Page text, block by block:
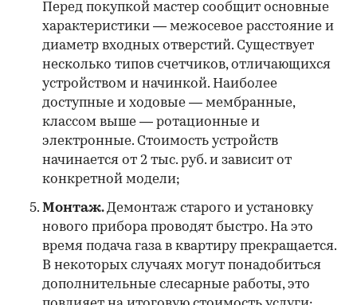
Перед покупкой мастер сообщит основные
характеристики — межосевое расстояние и
диаметр входных отверстий. Существует
несколько типов счетчиков, отличающихся
устройством и начинкой. Наиболее
доступные и ходовые — мембранные,
классом выше — ротационные и
электронные. Стоимость устройств
начинается от 2 тыс. руб. и зависит от
конкретной модели;
Монтаж.Демонтаж старого и установку
нового прибора проводят быстро. На это
время подача газа в квартиру прекращается.
В некоторых случаях могут понадобиться
дополнительные слесарные работы, это